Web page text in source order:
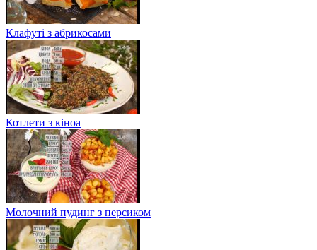
Клафуті з абрикосами
Котлети з кіноа
Молочний пудинг з персиком